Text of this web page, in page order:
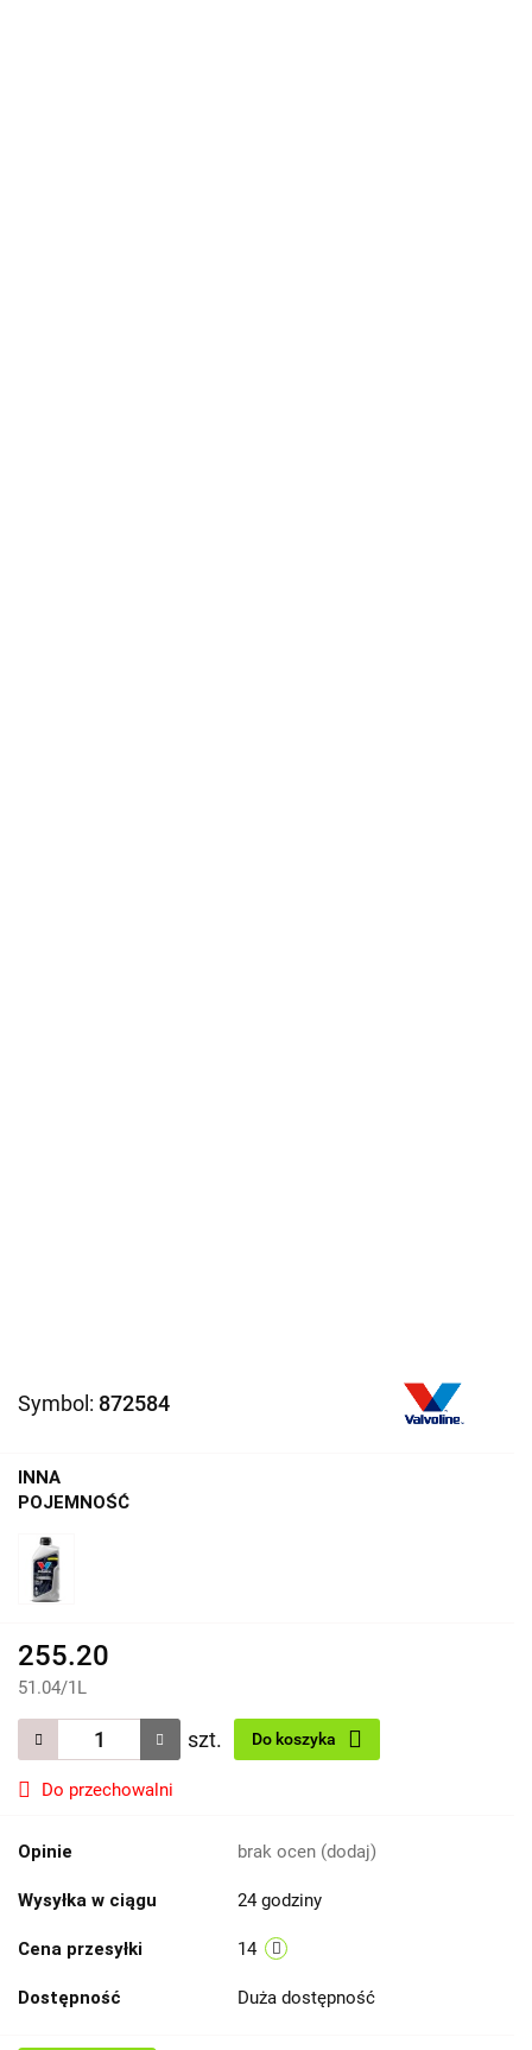
Symbol: 872584
INNA
POJEMNOŚĆ
255.20
51.04/1L
szt. Do koszyka
Do przechowalni
Opinie brak ocen (dodaj)
Wysyłka w ciągu 24 godziny
Cena przesyłki 14
Dostępność Duża dostępność